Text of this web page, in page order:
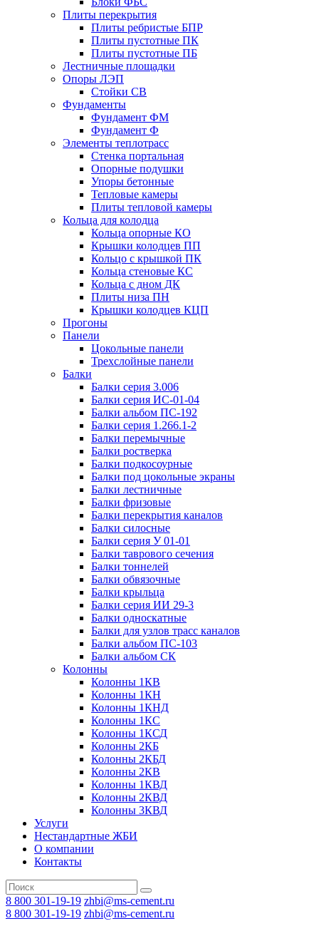
Плиты перекрытия
Плиты ребристые БПР
Плиты пустотные ПК
Плиты пустотные ПБ
Лестничные площадки
Опоры ЛЭП
Стойки СВ
Фундаменты
Фyндамент ФМ
Фyндамент Ф
Элементы теплотрасс
Стенка портальная
Опорные подушки
Упоры бетонные
Тепловые камеры
Плиты тепловой камеры
Кольца для колодца
Кольца опорные КО
Крышки колодцев ПП
Кольцо с крышкой ПК
Кольца стеновые КС
Кольца с дном ДК
Плиты низа ПН
Крышки колодцев КЦП
Прогоны
Панели
Цокольные панели
Трехслойные панели
Балки
Балки серия 3.006
Балки серия ИС-01-04
Балки альбом ПС-192
Балки серия 1.266.1-2
Балки перемычные
Балки ростверка
Балки подкосоурные
Балки под цокольные экраны
Балки лестничные
Балки фризовые
Балки перекрытия каналов
Балки силосные
Балки серия У 01-01
Балки таврового сечения
Балки тоннелей
Балки обвязочные
Балки крыльца
Балки серия ИИ 29-3
Балки односкатные
Балки для узлов трасс каналов
Балки альбом ПС-103
Балки альбом СК
Колонны
Колонны 1КВ
Колонны 1КН
Колонны 1КНД
Колонны 1КС
Колонны 1КСД
Колонны 2КБ
Колонны 2КБД
Колонны 2КВ
Колонны 1КВД
Колонны 2КВД
Колонны 3КВД
Услуги
Нестандартные ЖБИ
О компании
Контакты
8 800 301-19-19 zhbi@ms-cement.ru
8 800 301-19-19 zhbi@ms-cement.ru